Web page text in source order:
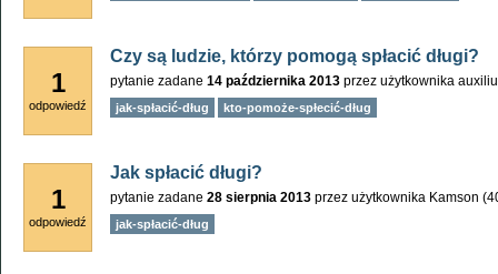
1
odpowiedź
Czy są ludzie, którzy pomogą spłacić długi?
pytanie zadane 14 października 2013 przez użytkownika
jak-spłacić-dług kto-pomoże-spłecić-dług
1
odpowiedź
Jak spłacić długi?
pytanie zadane 28 sierpnia 2013 przez użytkownika Kamson (
jak-spłacić-dług